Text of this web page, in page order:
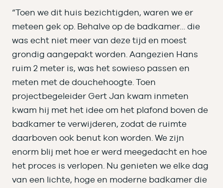
“Toen we dit huis bezichtigden, waren we er
meteen gek op. Behalve op de badkamer… die
was echt niet meer van deze tijd en moest
grondig aangepakt worden. Aangezien Hans
ruim 2 meter is, was het sowieso passen en
meten met de douchehoogte. Toen
projectbegeleider Gert Jan kwam inmeten
kwam hij met het idee om het plafond boven de
badkamer te verwijderen, zodat de ruimte
daarboven ook benut kon worden. We zijn
enorm blij met hoe er werd meegedacht en hoe
het proces is verlopen. Nu genieten we elke dag
van een lichte, hoge en moderne badkamer die